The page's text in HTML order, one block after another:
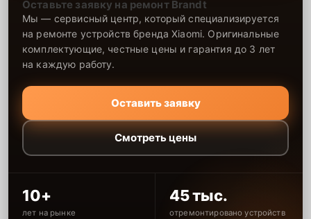
Оставьте заявку на ремонт Brandt
Мы — сервисный центр, который специализируется
на ремонте устройств бренда Xiaomi. Оригинальные
комплектующие, честные цены и гарантия до 3 лет
на каждую работу.
Оставить заявку
Смотреть цены
10+
лет на рынке
45 тыс.
отремонтировано устройств